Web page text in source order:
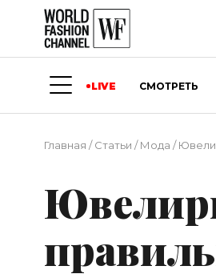
LIVE СМОТРЕТЬ
Главная /Статьи /Мода /